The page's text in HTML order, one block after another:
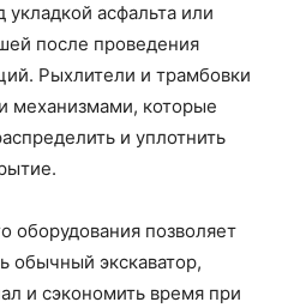
укладкой асфальта или
после проведения
Рыхлители и трамбовки
механизмами, которые
и уплотнить
оборудования позволяет
обычный экскаватор,
и сэкономить время при